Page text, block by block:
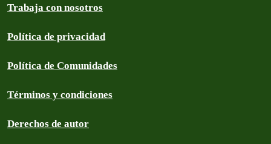
Trabaja con nosotros
Política de privacidad
Política de Comunidades
Términos y condiciones
Derechos de autor